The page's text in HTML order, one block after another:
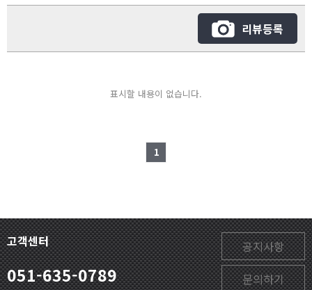
리뷰등록
표시할 내용이 없습니다.
1
고객센터
051-635-0789
공지사항
문의하기